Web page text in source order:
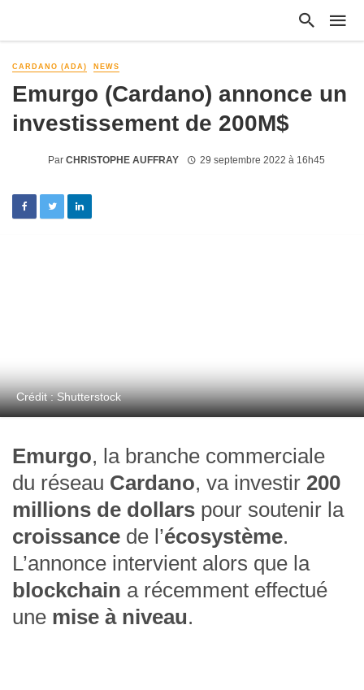
CARDANO (ADA) NEWS
Emurgo (Cardano) annonce un
investissement de 200M$
Par CHRISTOPHE AUFFRAY 29 septembre 2022 à 16h45
Crédit : Shutterstock
Emurgo, la branche commerciale
du réseau Cardano, va investir 200
millions de dollars pour soutenir la
croissance de l’écosystème.
L’annonce intervient alors que la
blockchain a récemment effectué
une mise à niveau.